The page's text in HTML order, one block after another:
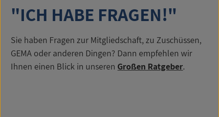
"ICH HABE FRAGEN!"
Sie haben Fragen zur Mitgliedschaft, zu Zuschüssen,
GEMA oder anderen Dingen? Dann empfehlen wir
Ihnen einen Blick in unseren Großen Ratgeber.